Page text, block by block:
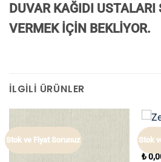
DUVAR KAĞIDI
VERMEK İÇİN BEKLİYOR.
İLGILI ÜRÜNLER
Stok ve Fiyat Sorunuz Stok
Zen
₺